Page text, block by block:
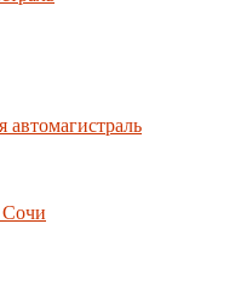
автомагистраль
Сочи